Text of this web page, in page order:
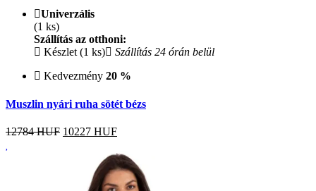
Univerzális
(1 ks)
Szállítás az otthoni:
Készlet (1 ks)
Szállítás 24 órán belül
Kedvezmény 20 %
Muszlin nyári ruha sötét bézs
12784 HUF 10227 HUF